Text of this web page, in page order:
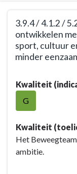
navigatie
Woerden
Resultaat
3.9.4 / 4.1.2 /
ontwikkelen
sport, cultuur
minder
naar
navigatie
Opgave:
Kansrijk
Woerden
Kwaliteit
G
Kwaliteit
Het
ambitie.